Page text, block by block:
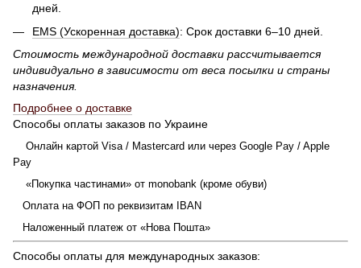
дней.
EMS (Ускоренная доставка): Срок доставки 6–10 дней.
Стоимость международной доставки рассчитывается
индивидуально в зависимости от веса посылки и страны
назначения.
Подробнее о доставке
Способы оплаты заказов по Украине
Онлайн картой Visa / Mastercard или через Google Pay / Apple
Pay
«Покупка частинами» от monobank (кроме обуви)
Оплата на ФОП по реквизитам IBAN
Наложенный платеж от «Нова Пошта»
Способы оплаты для международных заказов: